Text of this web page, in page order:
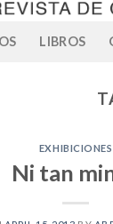
LIBROS
EXHIBICIONES
Ni tan